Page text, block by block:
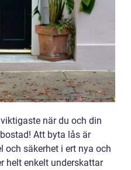
när du och din
Att byta lås är
och säkerhet i ert nya och
helt enkelt underskattar